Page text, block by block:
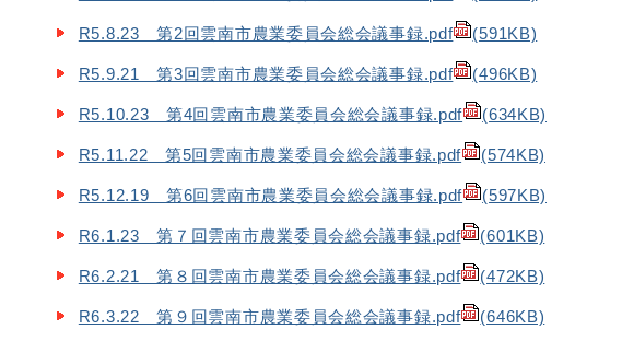
R5.8.23 第2回雲南市農業委員会総会議事録.pdf (591KB)
R5.9.21 第3回雲南市農業委員会総会議事録.pdf (496KB)
R5.10.23 第4回雲南市農業委員会総会議事録.pdf (634KB)
R5.11.22 第5回雲南市農業委員会総会議事録.pdf (574KB)
R5.12.19 第6回雲南市農業委員会総会議事録.pdf (597KB)
R6.1.23 第７回雲南市農業委員会総会議事録.pdf (601KB)
R6.2.21 第８回雲南市農業委員会総会議事録.pdf (472KB)
R6.3.22 第９回雲南市農業委員会総会議事録.pdf (646KB)